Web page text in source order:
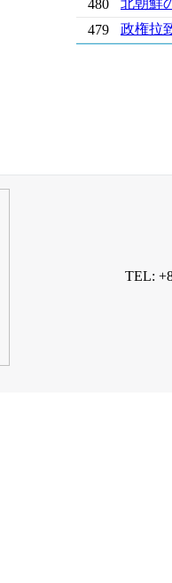
480
北朝鮮
479
政権拉
TEL: